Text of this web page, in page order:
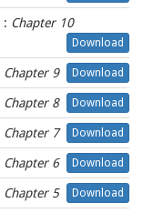
: Chapter 10
Download
Chapter 9 Download
Chapter 8 Download
Chapter 7 Download
Chapter 6 Download
Chapter 5 Download